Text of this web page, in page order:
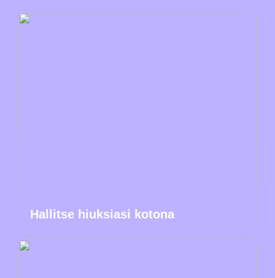
Hallitse hiuksiasi kotona